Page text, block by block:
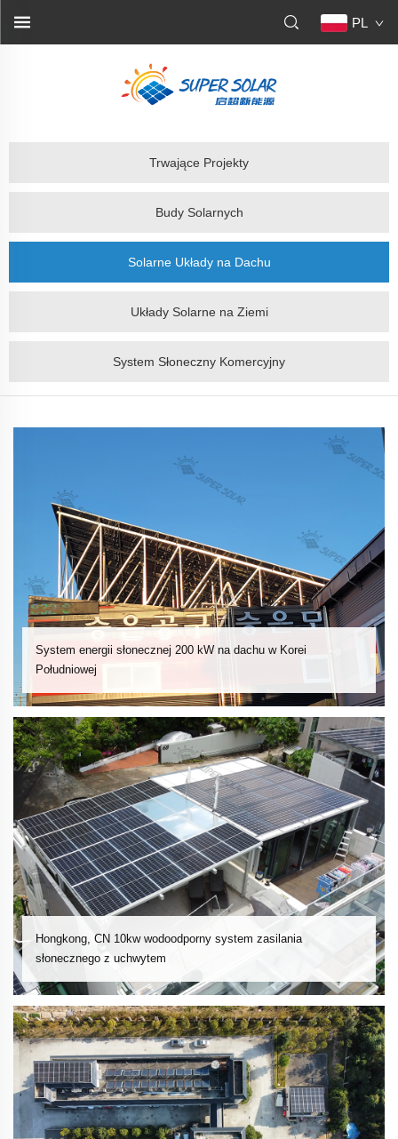
PL
Trwające Projekty
Budy Solarnych
Solarne Układy na Dachu
Układy Solarne na Ziemi
System Słoneczny Komercyjny
System energii słonecznej 200 kW na dachu w Korei
Południowej
Hongkong, CN 10kw wodoodporny system zasilania
słonecznego z uchwytem